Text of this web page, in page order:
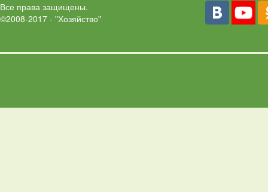
Все права защищены.
©2008-2017 - "Хозяйство"